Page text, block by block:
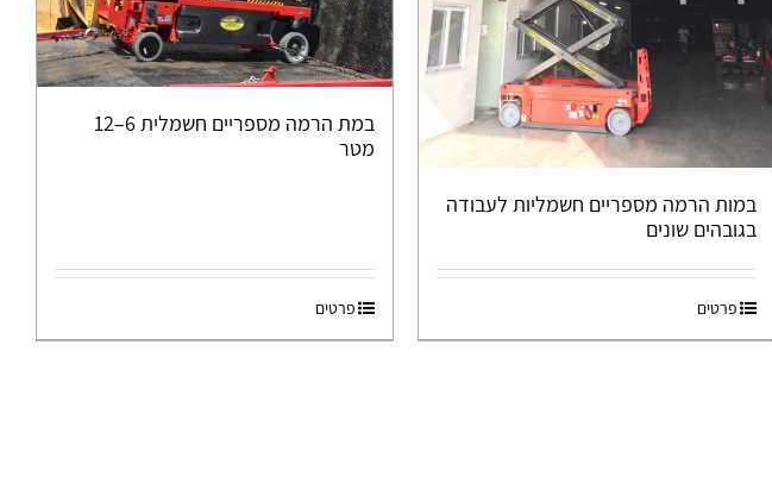
במות הרמה מספריים חשמליות לעבודה
בגובהים שונים
פרטים
במת הרמה מספריים חשמלית 6–12
מטר
פרטים